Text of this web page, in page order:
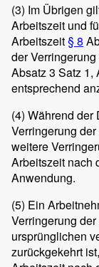
(3) Im Übrigen
Arbeitszeit und
Arbeitszeit§ 8
der
Absatz 3 Satz 1,
entsprechend
(4) Während der
Verringerung
weitere
Arbeitszeit nach
Anwendung.
(5) Ein
Verringerung
ursprünglichen
zurückgekehrt